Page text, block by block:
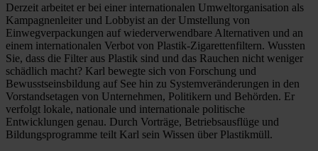
Derzeit arbeitet er bei einer internationalen Umweltorganisation als
Kampagnenleiter und Lobbyist an der Umstellung von
Einwegverpackungen auf wiederverwendbare Alternativen und an
einem internationalen Verbot von Plastik-Zigarettenfiltern. Wussten
Sie, dass die Filter aus Plastik sind und das Rauchen nicht weniger
schädlich macht? Karl bewegte sich von Forschung und
Bewusstseinsbildung auf See hin zu Systemveränderungen in den
Vorstandsetagen von Unternehmen, Politikern und Behörden. Er
verfolgt lokale, nationale und internationale politische
Entwicklungen genau. Durch Vorträge, Betriebsausflüge und
Bildungsprogramme teilt Karl sein Wissen über Plastikmüll.